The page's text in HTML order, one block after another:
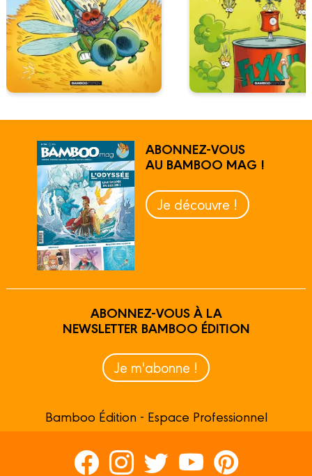
ABONNEZ-VOUS
AU BAMBOO MAG !
Je découvre !
ABONNEZ-VOUS À LA
NEWSLETTER BAMBOO ÉDITION
Je m'abonne !
Bamboo Édition - Espace Professionnel